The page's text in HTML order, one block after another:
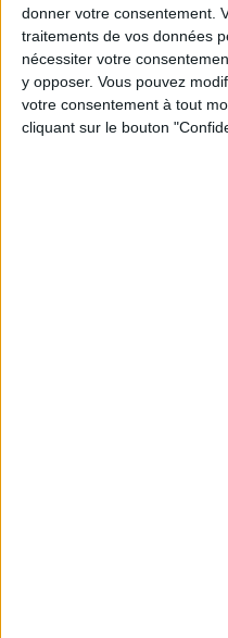
donner votre consentement.
traitements de vos données
nécessiter votre
y opposer. Vous pouvez
votre consentement à tout
cliquant sur le bouton
Peut-on remplacer la
Consultation